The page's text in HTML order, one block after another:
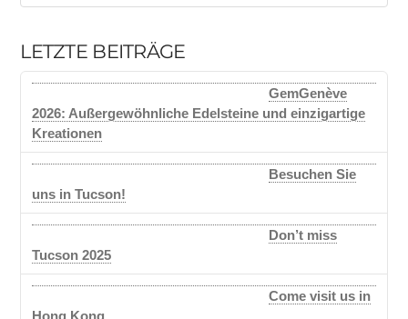
LETZTE BEITRÄGE
GemGenève
2026: Außergewöhnliche Edelsteine und einzigartige
Kreationen
Besuchen Sie
uns in Tucson!
Don’t miss
Tucson 2025
Come visit us in